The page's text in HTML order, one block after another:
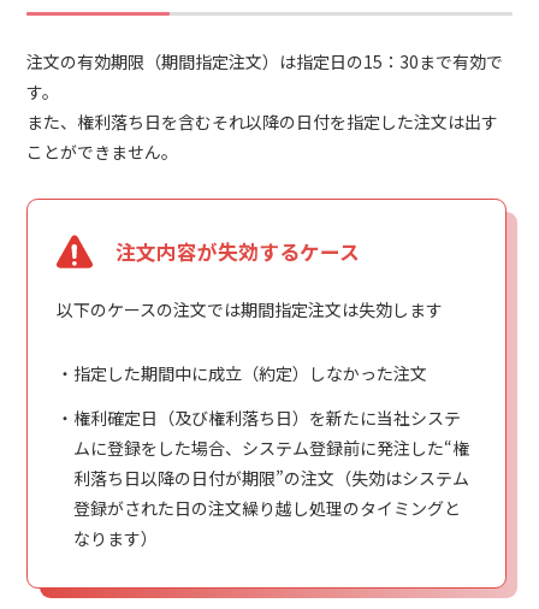
注文の有効期限（期間指定注文）は指定日の15：30まで有効で
す。
また、権利落ち日を含むそれ以降の日付を指定した注文は出す
ことができません。
注文内容が失効するケース
以下のケースの注文では期間指定注文は失効します
指定した期間中に成立（約定）しなかった注文
権利確定日（及び権利落ち日）を新たに当社システ
ムに登録をした場合、システム登録前に発注した“権
利落ち日以降の日付が期限”の注文（失効はシステム
登録がされた日の注文繰り越し処理のタイミングと
なります）